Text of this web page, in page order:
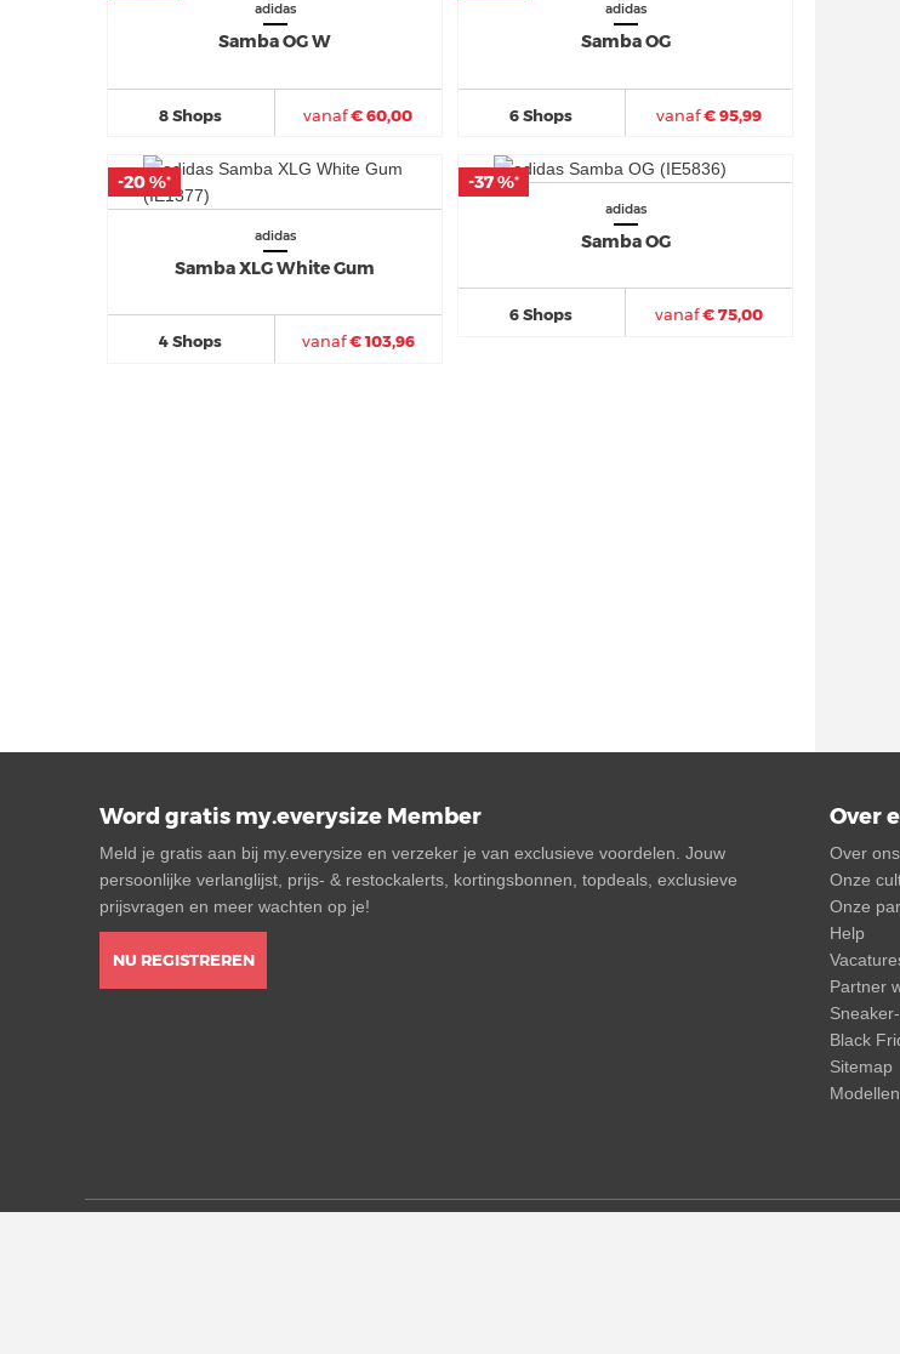
adidas
Samba OG W
8 Shops vanaf€ 60,00
adidas
Samba OG
6 Shops vanaf€ 95,99
adidas
Samba XLG White Gum
4 Shops vanaf€ 103,96
-20 %*
-20 %*
adidas
Samba OG
6 Shops vanaf€ 75,00
-37 %*
-37 %*
Word gratis my.everysize Member
Meld je gratis aan bij my.everysize en verzeker je van exclusieve voordelen. Jouw
persoonlijke verlanglijst, prijs- & restockalerts, kortingsbonnen, topdeals, exclusieve
prijsvragen en meer wachten op je!
NU REGISTREREN
Over
Over ons
Onze
Onze
Help
Partner
Black
Sitemap
Modellen